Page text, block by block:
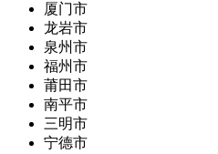
厦门市
龙岩市
泉州市
福州市
莆田市
南平市
三明市
宁德市